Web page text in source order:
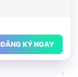
ĐĂNG KÝ NGAY